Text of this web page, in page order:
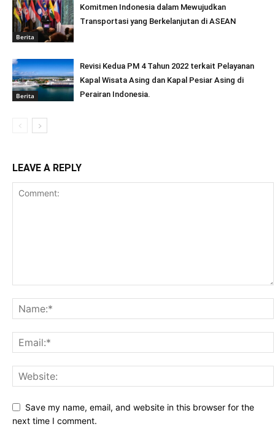
Berita
Komitmen Indonesia dalam Mewujudkan
Transportasi yang Berkelanjutan di ASEAN
Berita
Revisi Kedua PM 4 Tahun 2022 terkait Pelayanan
Kapal Wisata Asing dan Kapal Pesiar Asing di
Perairan Indonesia.
LEAVE A REPLY
Save my name, email, and website in this browser for the
next time I comment.